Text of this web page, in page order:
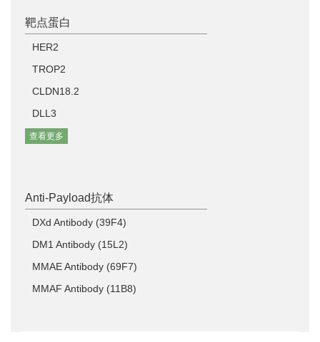
靶点蛋白
HER2
TROP2
CLDN18.2
DLL3
查看更多
Anti-Payload抗体
DXd Antibody (39F4)
DM1 Antibody (15L2)
MMAE Antibody (69F7)
MMAF Antibody (11B8)